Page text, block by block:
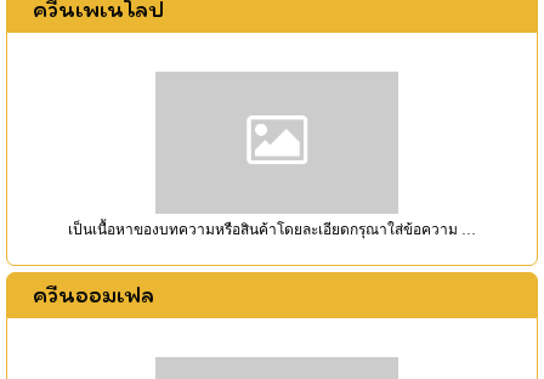
ควีนเพเนโลป
เป็นเนื้อหาของบทความหรือสินค้าโดยละเอียดกรุณาใส่ข้อความ …
ควีนออมเฟล